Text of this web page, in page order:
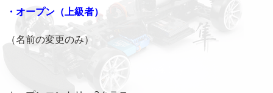
・オープン（上級者）
（名前の変更のみ）